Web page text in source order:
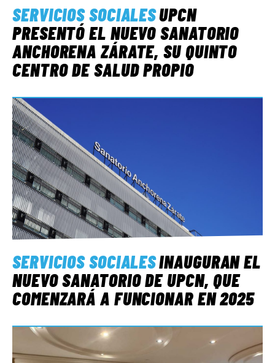
SERVICIOS SOCIALESUPCN
PRESENTÓ EL NUEVO SANATORIO
ANCHORENA ZÁRATE, SU QUINTO
CENTRO DE SALUD PROPIO
SERVICIOS SOCIALESINAUGURAN EL
NUEVO SANATORIO DE UPCN, QUE
COMENZARÁ A FUNCIONAR EN 2025